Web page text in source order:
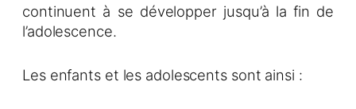
continuent à se développer jusqu’à la fin de
l’adolescence.
Les enfants et les adolescents sont ainsi :